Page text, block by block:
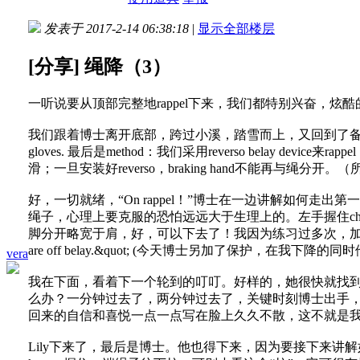
vera
发表于 2017-2-14 06:38:18 | 显示全部楼层
[分享] 绳降（3）
一听说要从顶部完整地rappel下来，我们都特别兴奋，炫
我们跟着博士离开底部，跨过小溪，踏雪而上，又回到了备
gloves. 最后是method：我们采用reverso belay device来
滑；一旦安装好reverso，braking hand不能再与绳分开。（
好，一切就绪，“On rappel！”博士在一边讲解如何走出
绳子，心理上要克服的恐怕远远大于生理上的。左手握住
脚分开略宽于肩，好，可以下去了！我因为练习过多次，
are off belay.&quot; (今天博士另加了保护，在我下降的同时
我在下面，看着下一个轮到的叮叮。好样的，她很快就
么办？一分钟过去了，两分钟过去了，关键时刻博士出
回来的自信和喜悦一点一点写在脸上久久不散，这不就是
Lily下来了，最后是博士。他也得下来，因为要接下来讲